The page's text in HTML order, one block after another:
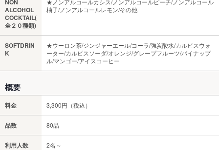
NON
ALCOHOL
COCKTAIL(
全２０種類)
柚子/ノンアルコールレモン/その他
SOFTDRIN
K
★ウーロン茶/ジンジャーエール/コーラ/強炭酸水/カルピスウォ
ーター/カルピスソーダ/オレンジ/グレープフルーツ/パイナップ
ル/マンゴー/アイスコーヒー
概要
料金 3,300円（税込）
品数 80品
利用人数 2名～